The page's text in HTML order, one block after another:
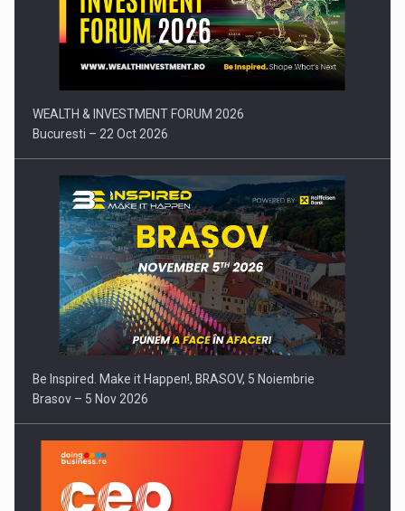
Comunicat de presa: Joburile part-time reincep sa intre pe…
WEALTH & INVESTMENT FORUM 2026
Bucuresti – 22 Oct 2026
Be Inspired. Make it Happen!, BRASOV, 5 Noiembrie
Brasov – 5 Nov 2026